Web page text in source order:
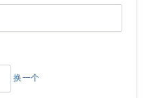
换一个